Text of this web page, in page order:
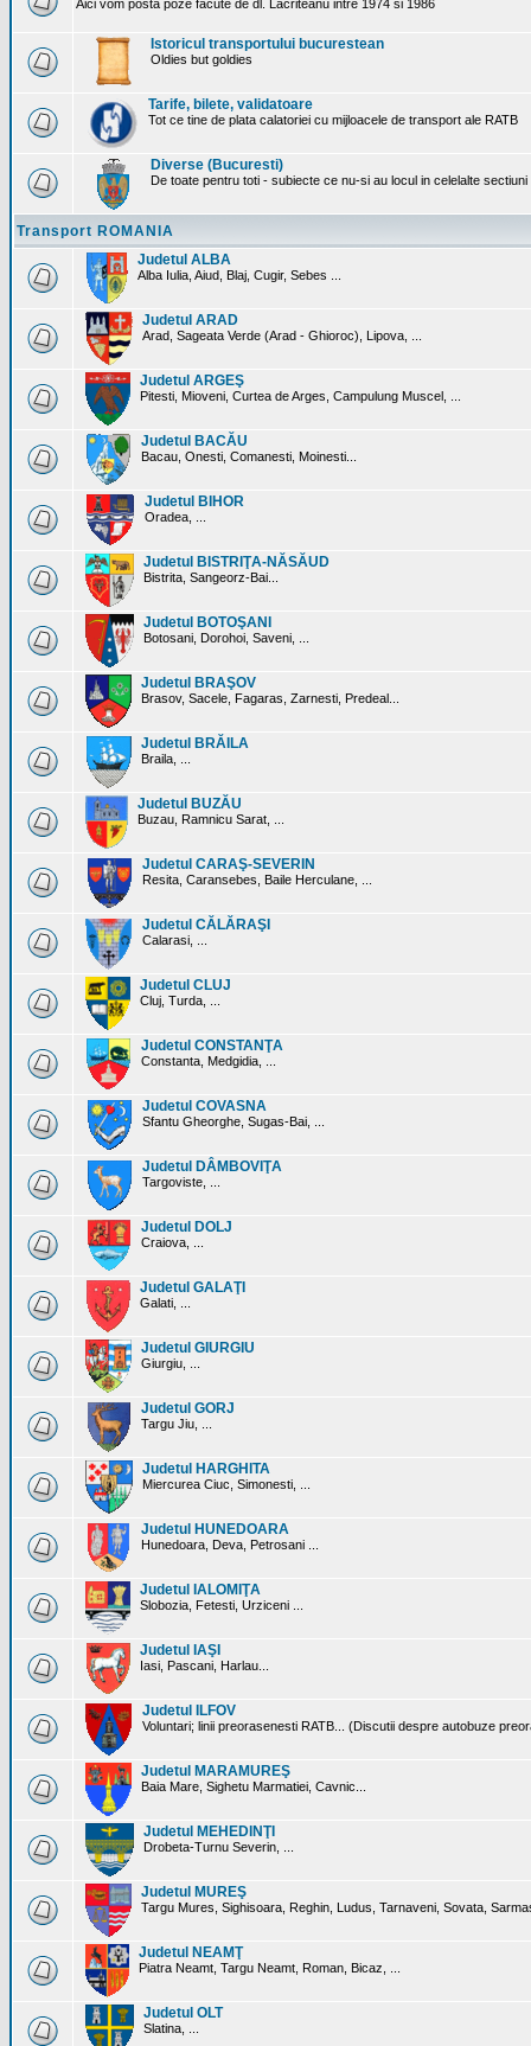
Aici vom posta poze facute de dl. Lacriteanu intre 1974 si 1986
Istoricul transportului bucurestean
Oldies but goldies
Tarife, bilete, validatoare
Tot ce tine de plata calatoriei cu mijloacele de transport ale RATB
Diverse (Bucuresti)
De toate pentru toti - subiecte ce nu-si au locul in celelalte
Transport ROMANIA
Judetul ALBA
Alba Iulia, Aiud, Blaj, Cugir, Sebes ...
Judetul ARAD
Arad, Sageata Verde (Arad - Ghioroc), Lipova, ...
Judetul ARGEŞ
Pitesti, Mioveni, Curtea de Arges, Campulung Muscel, ...
Judetul BACĂU
Bacau, Onesti, Comanesti, Moinesti...
Judetul BIHOR
Oradea, ...
Judetul BISTRIŢA-NĂSĂUD
Bistrita, Sangeorz-Bai...
Judetul BOTOŞANI
Botosani, Dorohoi, Saveni, ...
Judetul BRAŞOV
Brasov, Sacele, Fagaras, Zarnesti, Predeal...
Judetul BRĂILA
Braila, ...
Judetul BUZĂU
Buzau, Ramnicu Sarat, ...
Judetul CARAŞ-SEVERIN
Resita, Caransebes, Baile Herculane, ...
Judetul CĂLĂRAŞI
Calarasi, ...
Judetul CLUJ
Cluj, Turda, ...
Judetul CONSTANŢA
Constanta, Medgidia, ...
Judetul COVASNA
Sfantu Gheorghe, Sugas-Bai, ...
Judetul DÂMBOVIŢA
Targoviste, ...
Judetul DOLJ
Craiova, ...
Judetul GALAŢI
Galati, ...
Judetul GIURGIU
Giurgiu, ...
Judetul GORJ
Targu Jiu, ...
Judetul HARGHITA
Miercurea Ciuc, Simonesti, ...
Judetul HUNEDOARA
Hunedoara, Deva, Petrosani ...
Judetul IALOMIŢA
Slobozia, Fetesti, Urziceni ...
Judetul IAŞI
Iasi, Pascani, Harlau...
Judetul ILFOV
Voluntari; linii preorasenesti RATB... (Discutii despre autobuze
Judetul MARAMUREŞ
Baia Mare, Sighetu Marmatiei, Cavnic...
Judetul MEHEDINŢI
Drobeta-Turnu Severin, ...
Judetul MUREŞ
Targu Mures, Sighisoara, Reghin, Ludus, Tarnaveni, Sovata,
Judetul NEAMŢ
Piatra Neamt, Targu Neamt, Roman, Bicaz, ...
Judetul OLT
Slatina, ...